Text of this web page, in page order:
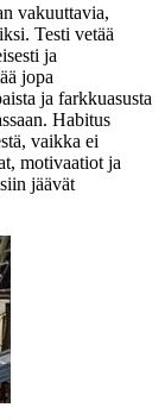
vakuuttavia,
Testi vetää
ja
jopa
ja farkkuasusta
Habitus
vaikka ei
motivaatiot ja
jäävät